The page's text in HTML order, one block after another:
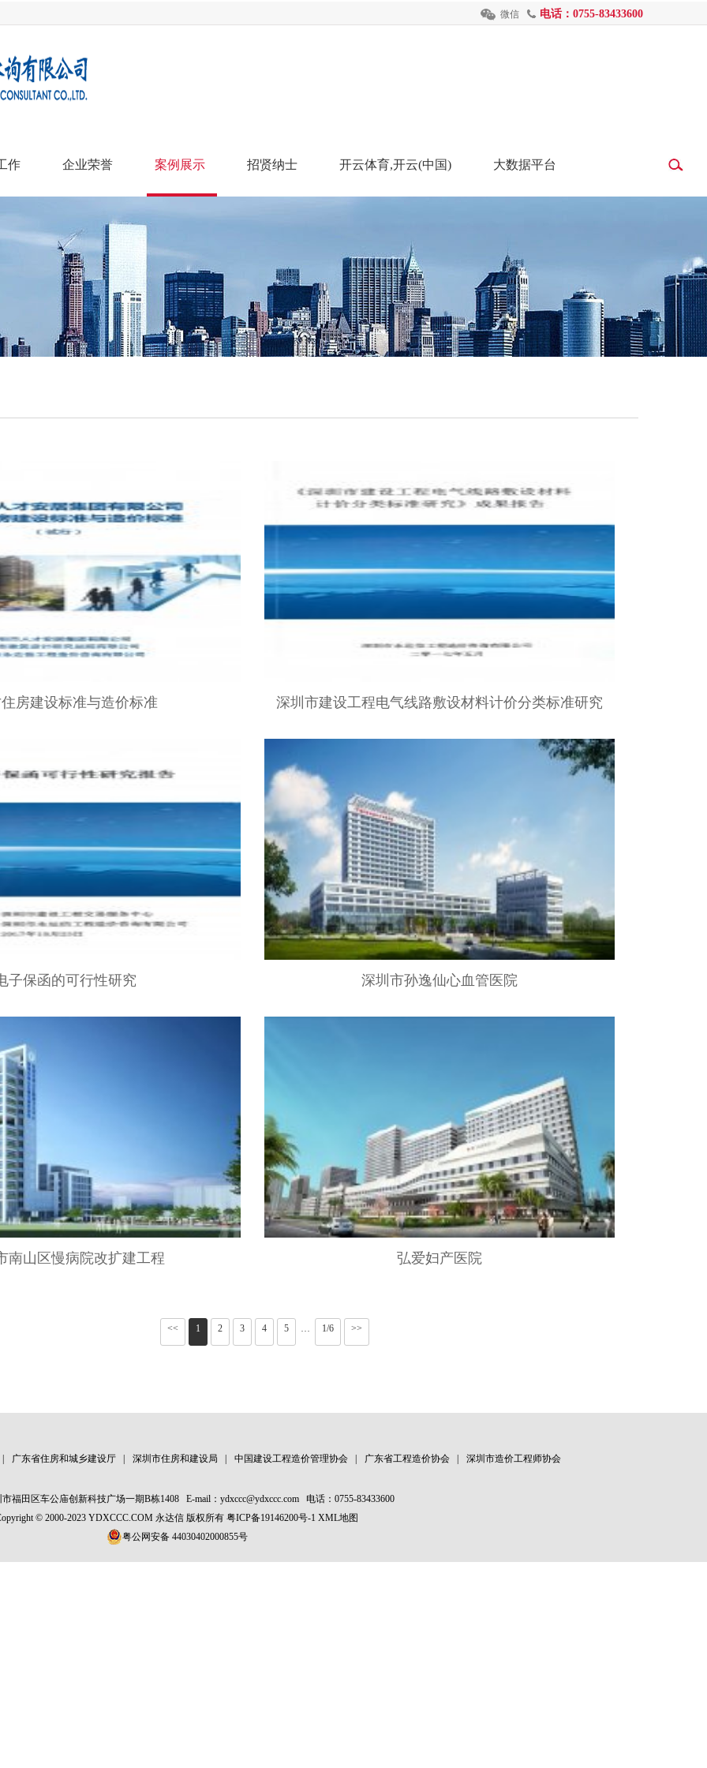
微信 电话：0755-83433600
作 企业荣誉 案例展示 招贤纳士 开云体育,开云(中国) 大数据平台
房建设标准与造价标准 深圳市建设工程电气线路敷设材料计价分类标准研究
子保函的可行性研究 深圳市孙逸仙心血管医院
南山区慢病院改扩建工程 弘爱妇产医院
<< 1 2 3 4 5 ··· 1/6 >>
广东省住房和城乡建设厅 深圳市住房和建设局 中国建设工程造价管理协会 广东省工程造价协会 深圳市造价工程师协会
福田区车公庙创新科技广场一期B栋1408 E-mail：ydxccc@ydxccc.com
电话：0755-83433600
© 2000-2023 YDXCCC.COM 永达信 版权所有 粤ICP备19146200号-1 XML地图
粤公网安备 44030402000855号